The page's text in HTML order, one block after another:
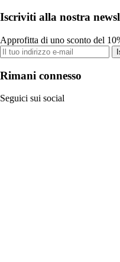
Iscriviti alla nostra
Approfitta di uno sconto del
Rimani connesso
Seguici sui social